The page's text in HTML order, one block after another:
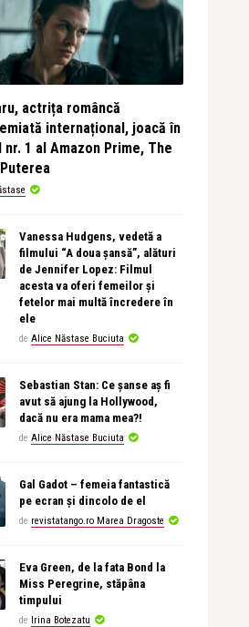
actrița româncă
internațional, joacă în
1 al Amazon Prime, The
Vanessa Hudgens, vedetă a
filmului “A doua șansă”, alături
de Jennifer Lopez: Filmul
acesta va oferi femeilor și
fetelor mai multă încredere în
ele
de Alice Năstase Buciuta
Sebastian Stan: Ce șanse aș fi
avut să ajung la Hollywood,
dacă nu era mama mea?!
de Alice Năstase Buciuta
Gal Gadot – femeia fantastică
pe ecran și dincolo de el
de revistatango.ro Marea Dragoste
Eva Green, de la fata Bond la
Miss Peregrine, stăpâna
timpului
de Irina Botezatu